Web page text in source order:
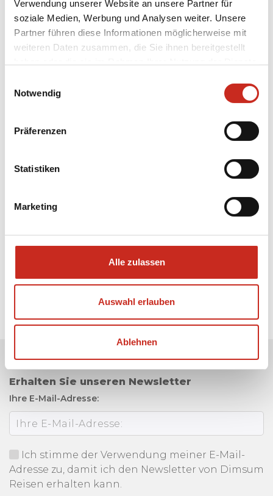
Verwendung unserer Website an unsere Partner für
soziale Medien, Werbung und Analysen weiter. Unsere
Partner führen diese Informationen möglicherweise mit
weiteren Daten zusammen, die Sie ihnen bereitgestellt
Notwendig
Präferenzen
Statistiken
Marketing
Alle zulassen
Auswahl erlauben
Ablehnen
Lieber direkt Kontakt mit
Erhalten Sie unseren Newsletter
Ihre E-Mail-Adresse:
Ich stimme der Verwendung meiner E-Mail-
Adresse zu, damit ich den Newsletter von Dimsum
Reisen erhalten kann.